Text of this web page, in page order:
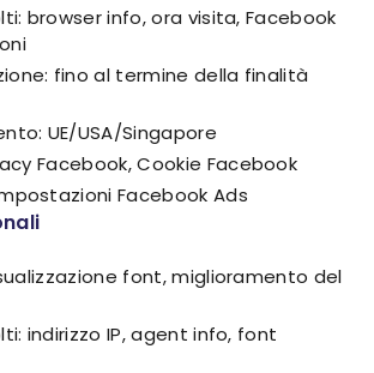
browser info, ora visita, Facebook
fino al termine della finalità
UE/USA/Singapore
Facebook, Cookie Facebook
Facebook Ads
font, miglioramento del
indirizzo IP, agent info, font